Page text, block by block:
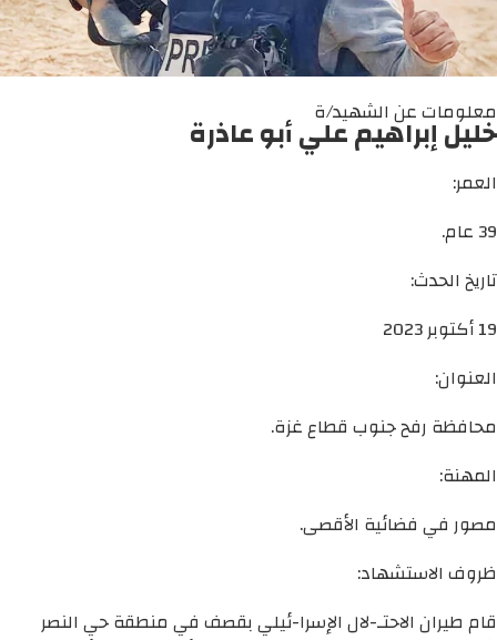
معلومات عن الشهيد/ة
خليل إبراهيم علي أبو عاذرة
العمر:
39 عام.
تاريخ الحدث:
19 أكتوبر 2023
العنوان:
محافظة رفح جنوب قطاع غزة.
المهنة:
مصور في فضائية الأقصى.
ظروف الاستشهاد:
قام طيران الاحتـ-لال الإسرا-ئيلي بقصف في منطقة حي النصر